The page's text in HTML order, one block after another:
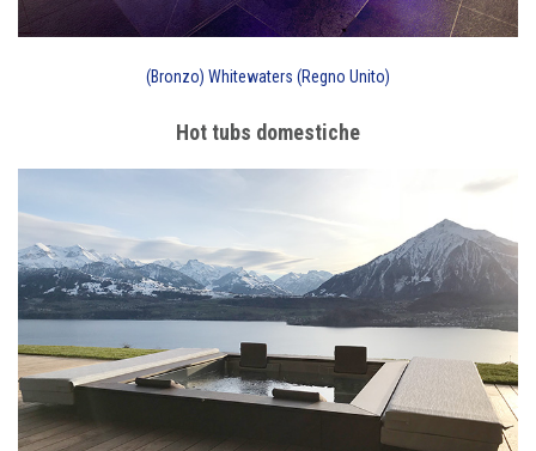
(Bronzo) Whitewaters (Regno Unito)
Hot tubs domestiche